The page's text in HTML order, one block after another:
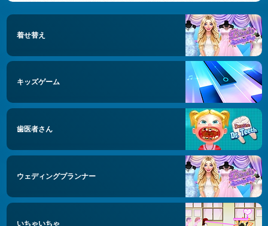
着せ替え
キッズゲーム
歯医者さん
ウェディングプランナー
いちゃいちゃ